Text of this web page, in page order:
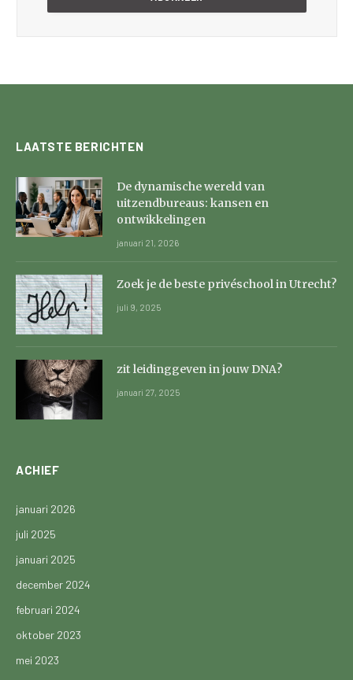
LAATSTE BERICHTEN
De dynamische wereld van
uitzendbureaus: kansen en
ontwikkelingen
januari 21, 2026
Zoek je de beste privéschool in Utrecht?
juli 9, 2025
zit leidinggeven in jouw DNA?
januari 27, 2025
ACHIEF
januari 2026
juli 2025
januari 2025
december 2024
februari 2024
oktober 2023
mei 2023